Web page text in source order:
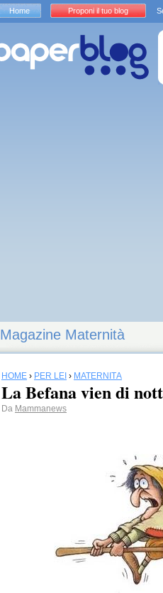
Magazine Maternità
HOME › PER LEI › MATERNITÀ
La Befana vien di
Da Mammanews
Home Proponi il tuo blog